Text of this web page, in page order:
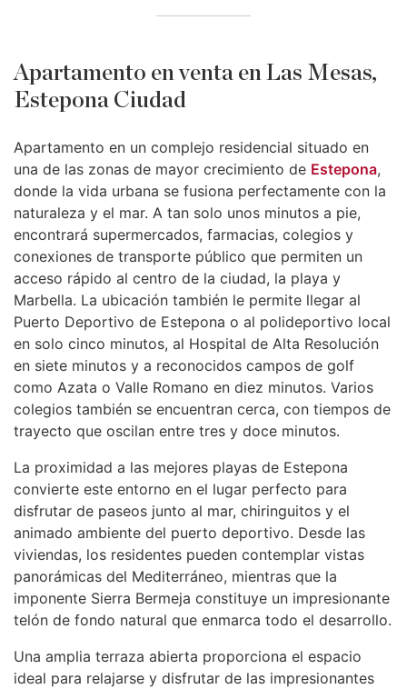
Apartamento en venta en Las Mesas,
Estepona Ciudad
Apartamento en un complejo residencial situado en
una de las zonas de mayor crecimiento de Estepona,
donde la vida urbana se fusiona perfectamente con la
naturaleza y el mar. A tan solo unos minutos a pie,
encontrará supermercados, farmacias, colegios y
conexiones de transporte público que permiten un
acceso rápido al centro de la ciudad, la playa y
Marbella. La ubicación también le permite llegar al
Puerto Deportivo de Estepona o al polideportivo local
en solo cinco minutos, al Hospital de Alta Resolución
en siete minutos y a reconocidos campos de golf
como Azata o Valle Romano en diez minutos. Varios
colegios también se encuentran cerca, con tiempos de
trayecto que oscilan entre tres y doce minutos.
La proximidad a las mejores playas de Estepona
convierte este entorno en el lugar perfecto para
disfrutar de paseos junto al mar, chiringuitos y el
animado ambiente del puerto deportivo. Desde las
viviendas, los residentes pueden contemplar vistas
panorámicas del Mediterráneo, mientras que la
imponente Sierra Bermeja constituye un impresionante
telón de fondo natural que enmarca todo el desarrollo.
Una amplia terraza abierta proporciona el espacio
ideal para relajarse y disfrutar de las impresionantes